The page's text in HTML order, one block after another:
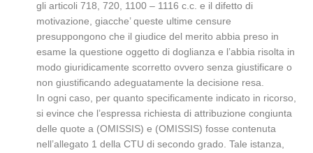
gli articoli 718, 720, 1100 – 1116 c.c. e il difetto di
motivazione, giacche’ queste ultime censure
presuppongono che il giudice del merito abbia preso in
esame la questione oggetto di doglianza e l’abbia risolta in
modo giuridicamente scorretto ovvero senza giustificare o
non giustificando adeguatamente la decisione resa.
In ogni caso, per quanto specificamente indicato in ricorso,
si evince che l’espressa richiesta di attribuzione congiunta
delle quote a (OMISSIS) e (OMISSIS) fosse contenuta
nell’allegato 1 della CTU di secondo grado. Tale istanza,